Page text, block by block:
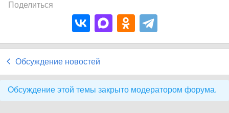
Поделиться
Обсуждение новостей
Обсуждение этой темы закрыто модератором форума.